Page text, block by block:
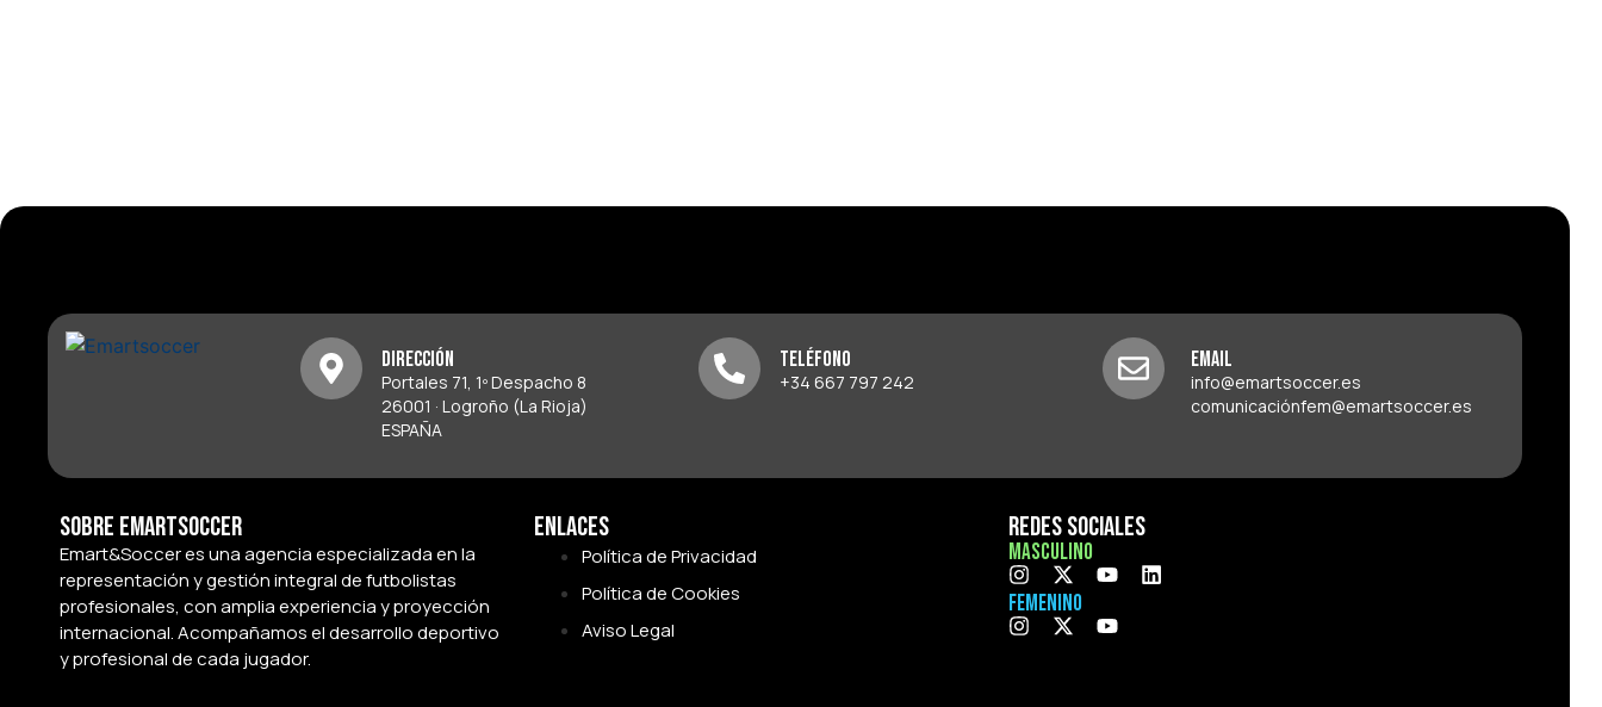
Dirección
Portales 71, 1º Despacho 8
26001 · Logroño (La Rioja)
ESPAÑA
Teléfono
+34 667 797 242
Email
info@emartsoccer.es
comunicaciónfem@emartsoccer.es
Sobre Emartsoccer
Emart&Soccer es una agencia especializada en la
representación y gestión integral de futbolistas
profesionales, con amplia experiencia y proyección
internacional. Acompañamos el desarrollo deportivo
y profesional de cada jugador.
Enlaces
Política de Privacidad
Política de Cookies
Aviso Legal
Redes Sociales
Masculino
Femenino